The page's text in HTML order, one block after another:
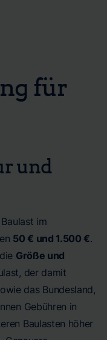
für
und
im
50 € und 1.500 €.
Größe und
der damit
das Bundesland,
Gebühren in
Baulasten höher